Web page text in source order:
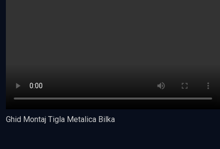
Ghid Montaj Tigla Metalica Bilka